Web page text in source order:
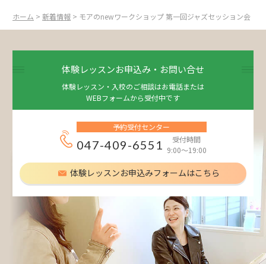
ホーム > 新着情報 > モアのnewワークショップ 第一回ジャズセッション会
体験レッスンお申込み・お問い合せ
体験レッスン・入校のご相談はお電話または
WEBフォームから受付中です
予約受付センター
047-409-6551
受付時間
9:00～19:00
体験レッスンお申込みフォームはこちら